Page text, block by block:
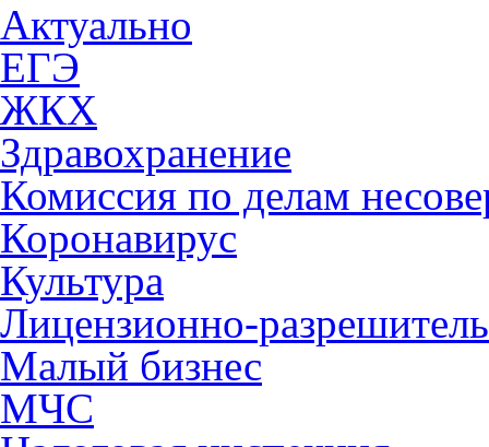
Актуально
ЕГЭ
ЖКХ
Здравохранение
Комиссия по делам
Коронавирус
Культура
Лицензионно-
Малый бизнес
МЧС